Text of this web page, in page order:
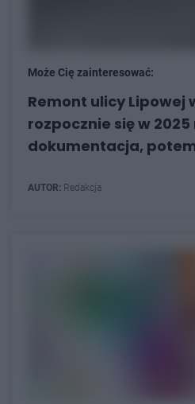
Może Cię zainteresować:
Remont ulicy Lipowej
rozpocznie się w
dokumentacja,
AUTOR: Redakcja